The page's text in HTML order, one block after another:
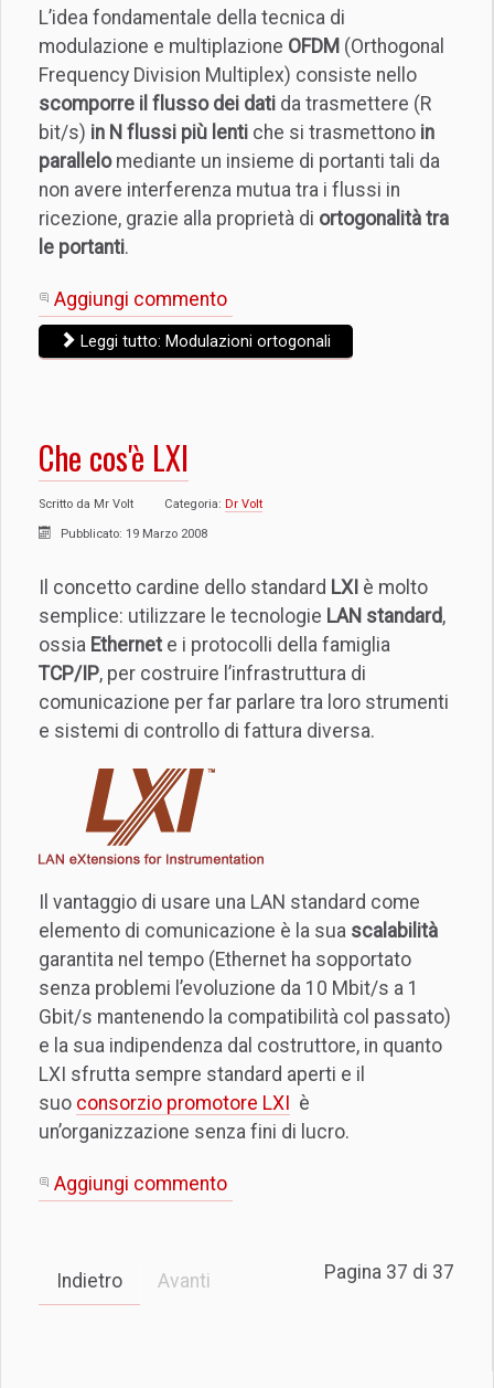
L’idea fondamentale della tecnica di
modulazione e multiplazione OFDM (Orthogonal
Frequency Division Multiplex) consiste nello
scomporre il flusso dei dati da trasmettere (R
bit/s) in N flussi più lenti che si trasmettono in
parallelomediante un insieme di portanti tali da
non avere interferenza mutua tra i flussi in
ricezione, grazie alla proprietà di ortogonalità tra
le portanti.
Aggiungi commento
Leggi tutto: Modulazioni ortogonali
Che cos'è LXI
Scritto da Mr Volt Categoria: Dr Volt
Pubblicato: 19 Marzo 2008
Il concetto cardine dello standard LXI è molto
semplice: utilizzare le tecnologie LAN standard,
ossia Ethernet e i protocolli della famiglia
TCP/IP, per costruire l’infrastruttura di
comunicazione per far parlare tra loro strumenti
e sistemi di controllo di fattura diversa.
Il vantaggio di usare una LAN standard come
elemento di comunicazione è la sua scalabilità
garantita nel tempo (Ethernet ha sopportato
senza problemi l’evoluzione da 10 Mbit/s a 1
Gbit/s mantenendo la compatibilità col passato)
e la sua indipendenza dal costruttore, in quanto
LXI sfrutta sempre standard aperti e il
suo consorzio promotore LXI è
un’organizzazione senza fini di lucro.
Aggiungi commento
Pagina 37 di 37
Indietro Avanti